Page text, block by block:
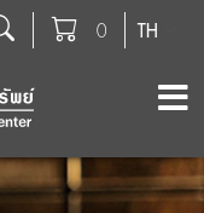
TH
0